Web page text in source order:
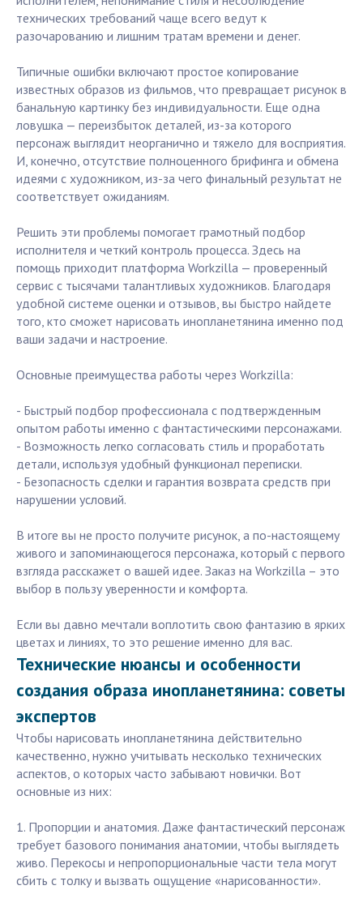
технических требований чаще всего ведут к
разочарованию и лишним тратам времени и денег.
Типичные ошибки включают простое копирование
известных образов из фильмов, что превращает рисунок в
банальную картинку без индивидуальности. Еще одна
ловушка — переизбыток деталей, из-за которого
персонаж выглядит неорганично и тяжело для восприятия.
И, конечно, отсутствие полноценного брифинга и обмена
идеями с художником, из-за чего финальный результат не
соответствует ожиданиям.
Решить эти проблемы помогает грамотный подбор
исполнителя и четкий контроль процесса. Здесь на
помощь приходит платформа Workzilla — проверенный
сервис с тысячами талантливых художников. Благодаря
удобной системе оценки и отзывов, вы быстро найдете
того, кто сможет нарисовать инопланетянина именно под
ваши задачи и настроение.
Основные преимущества работы через Workzilla:
- Быстрый подбор профессионала с подтвержденным
опытом работы именно с фантастическими персонажами.
- Возможность легко согласовать стиль и проработать
детали, используя удобный функционал переписки.
- Безопасность сделки и гарантия возврата средств при
нарушении условий.
В итоге вы не просто получите рисунок, а по-настоящему
живого и запоминающегося персонажа, который с первого
взгляда расскажет о вашей идее. Заказ на Workzilla – это
выбор в пользу уверенности и комфорта.
Если вы давно мечтали воплотить свою фантазию в ярких
цветах и линиях, то это решение именно для вас.
Технические нюансы и особенности
создания образа инопланетянина: советы
экспертов
Чтобы нарисовать инопланетянина действительно
качественно, нужно учитывать несколько технических
аспектов, о которых часто забывают новички. Вот
основные из них:
1. Пропорции и анатомия. Даже фантастический персонаж
требует базового понимания анатомии, чтобы выглядеть
живо. Перекосы и непропорциональные части тела могут
сбить с толку и вызвать ощущение «нарисованности».